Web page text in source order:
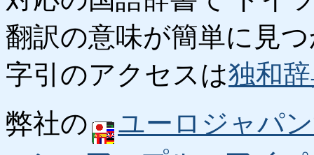
翻訳の意味が簡単に見
字引のアクセスは独和
弊社の
ユーロジャパ